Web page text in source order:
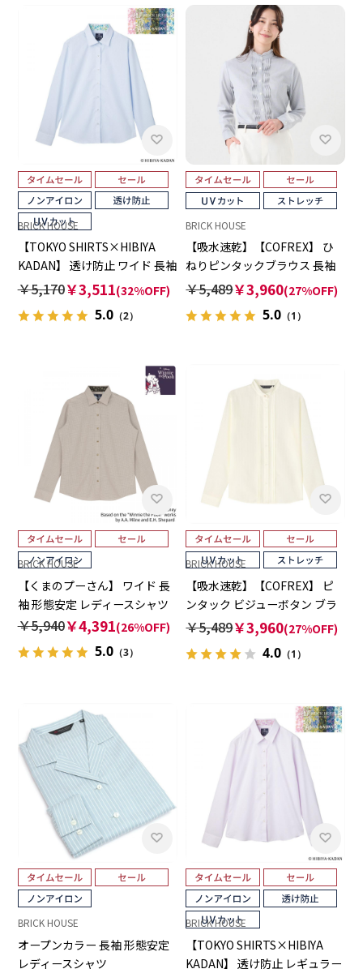
BRICK HOUSE
【TOKYO SHIRTS×HIBIYA
KADAN】 透け防止 ワイド 長袖
形態安定 レディースシャツ
￥5,170￥3,511(32%OFF)
5.0（2）
BRICK HOUSE
【吸水速乾】【COFREX】 ひ
ねりピンタックブラウス 長袖
レディースデザインシャツ
￥5,489￥3,960(27%OFF)
5.0 （1）
BRICK HOUSE
【くまのプーさん】 ワイド 長
袖 形態安定 レディースシャツ
￥5,940￥4,391(26%OFF)
5.0（3）
BRICK HOUSE
【吸水速乾】【COFREX】 ピ
ンタック ビジューボタン ブラ
ウス 長袖 レディースデザイン
￥5,489￥3,960(27%OFF)
4.0 （1）
BRICK HOUSE
オープンカラー 長袖 形態安定
レディースシャツ
BRICK HOUSE
【TOKYO SHIRTS×HIBIYA
KADAN】 透け防止 レギュラー